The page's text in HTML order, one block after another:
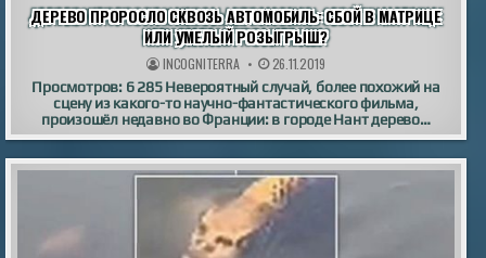
ДЕРЕВО ПРОРОСЛО СКВОЗЬ АВТОМОБИЛЬ: СБОЙ В МАТРИЦЕ
ИЛИ УМЕЛЫЙ РОЗЫГРЫШ?
INCOGNITERRA 26.11.2019
Просмотров: 6 285 Невероятный случай, более похожий на
сцену из какого-то научно-фантастического фильма,
произошёл недавно во Франции: в городе Нант дерево…